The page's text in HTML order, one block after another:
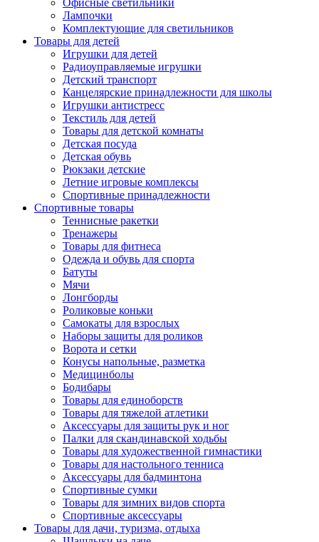
Офисные светильники
Лампочки
Комплектующие для светильников
Товары для детей
Игрушки для детей
Радиоуправляемые игрушки
Детский транспорт
Канцелярские принадлежности для школы
Игрушки антистресс
Текстиль для детей
Товары для детской комнаты
Детская посуда
Детская обувь
Рюкзаки детские
Летние игровые комплексы
Спортивные принадлежности
Спортивные товары
Теннисные ракетки
Тренажеры
Товары для фитнеса
Одежда и обувь для спорта
Батуты
Мячи
Лонгборды
Роликовые коньки
Самокаты для взрослых
Наборы защиты для роликов
Ворота и сетки
Конусы напольные, разметка
Медицинболы
Бодибары
Товары для единоборств
Товары для тяжелой атлетики
Аксессуары для защиты рук и ног
Палки для скандинавской ходьбы
Товары для художественной гимнастики
Товары для настольного тенниса
Аксессуары для бадминтона
Спортивные сумки
Товары для зимних видов спорта
Спортивные аксессуары
Товары для дачи, туризма, отдыха